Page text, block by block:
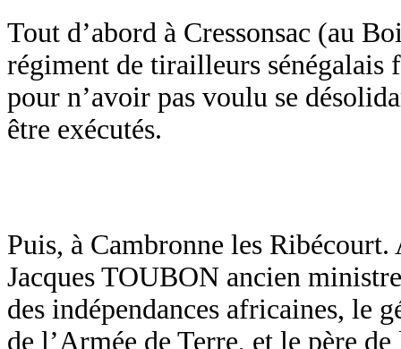
Tout d’abord à Cressonsac (au
régiment de tirailleurs sénégalais
pour n’avoir pas voulu se
être exécutés.
Puis, à Cambronne les
Jacques TOUBON ancien
des indépendances africaines, le
de l’Armée de Terre, et le père